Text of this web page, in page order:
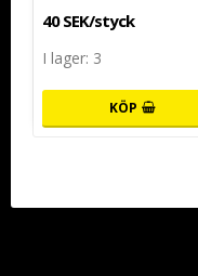
40 SEK/styck
I lager: 3
KÖP